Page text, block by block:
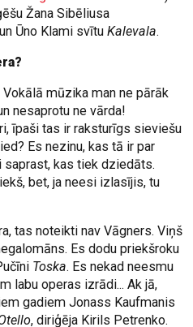
Žana Sibēliusa
Ūno Klami svītuKalevala.
mūzika man ne pārāk
nesaprotu ne vārda!
īpaši tas ir raksturīgs sieviešu
Es nezinu, kas tā ir par
kas tiek dziedāts.
bet, ja neesi izlasījis, tu
tas noteikti nav Vāgners. Viņš
Es dodu priekšroku
Toska. Es nekad neesmu
labu operas izrādi... Ak jā,
gadiem Jonass Kaufmanis
, diriģēja Kirils Petrenko.